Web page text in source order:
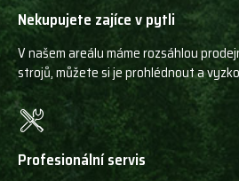
Nekupujete zajíce v pytli
V našem areálu máme rozsáhlou
strojů, můžete si je prohlédnout a
Profesionální servis